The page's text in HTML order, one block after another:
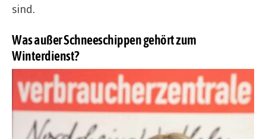
sind.
Was außer Schneeschippen gehört zum
Winterdienst?